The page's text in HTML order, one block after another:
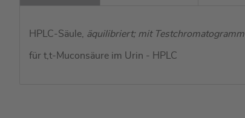
HPLC-Säule, äquilibriert; mit Testchromatogramm
für t,t-Muconsäure im Urin - HPLC